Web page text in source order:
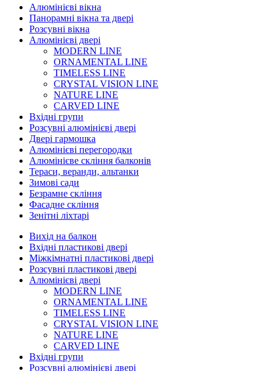
Алюмінієві вікна
Панорамні вікна та двері
Розсувні вікна
Алюмінієві двері
MODERN LINE
ORNAMENTAL LINE
TIMELESS LINE
CRYSTAL VISION LINE
NATURE LINE
CARVED LINE
Вхідні групи
Розсувні алюмінієві двері
Двері гармошка
Алюмінієві перегородки
Алюмінієве скління балконів
Тераси, веранди, альтанки
Зимові сади
Безрамне скління
Фасадне скління
Зенітні ліхтарі
Вихід на балкон
Вхідні пластикові двері
Міжкімнатні пластикові двері
Розсувні пластикові двері
Алюмінієві двері
MODERN LINE
ORNAMENTAL LINE
TIMELESS LINE
CRYSTAL VISION LINE
NATURE LINE
CARVED LINE
Вхідні групи
Розсувні алюмінієві двері